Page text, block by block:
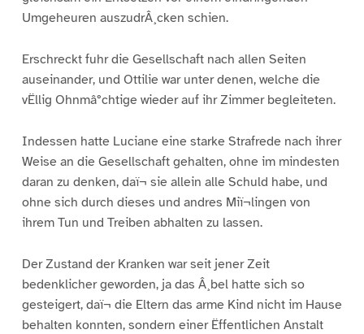
Umgeheuren auszudrÂ¸cken schien.
Erschreckt fuhr die Gesellschaft nach allen Seiten
auseinander, und Ottilie war unter denen, welche die
vËllig Ohnmâ°chtige wieder auf ihr Zimmer begleiteten.
Indessen hatte Luciane eine starke Strafrede nach ihrer
Weise an die Gesellschaft gehalten, ohne im mindesten
daran zu denken, daï¬ sie allein alle Schuld habe, und
ohne sich durch dieses und andres Miï¬lingen von
ihrem Tun und Treiben abhalten zu lassen.
Der Zustand der Kranken war seit jener Zeit
bedenklicher geworden, ja das Â¸bel hatte sich so
gesteigert, daï¬ die Eltern das arme Kind nicht im Hause
behalten konnten, sondern einer Ëffentlichen Anstalt